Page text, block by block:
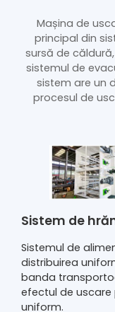
Mașina de
principal din
sursă de
sistemul de
sistem are un
procesul de
Sistem de
Sistemul de
distribuirea
banda
efectul de uscare
uniform.